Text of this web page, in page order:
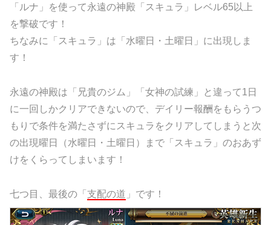
「ルナ」を使って永遠の神殿「スキュラ」レベル65以上
を撃破です！
ちなみに「スキュラ」は「水曜日・土曜日」に出現しま
す！
永遠の神殿は「兄貴のジム」「女神の試練」と違って1日
に一回しかクリアできないので、デイリー報酬をもらうつ
もりで条件を満たさずにスキュラをクリアしてしまうと次
の出現曜日（水曜日・土曜日）まで「スキュラ」のおあず
けをくらってしまいます！
七つ目、最後の「 支配の道 」です！